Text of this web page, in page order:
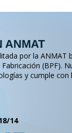
ANMAT
por la ANMAT
(BPF).
y cumple con
14